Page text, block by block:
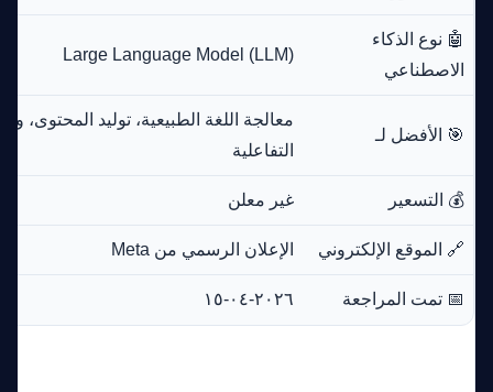
🤖 نوع الذكاء
الاصطناعي
Large Language Model (LLM)
🎯 الأفضل لـ
معالجة اللغة الطبيعية، توليد المحتوى،
التفاعلية
💰 التسعير غير معلن
🔗 الموقع الإلكتروني الإعلان الرسمي من Meta
📅 تمت المراجعة ٢٠٢٦-٠٤-١٥